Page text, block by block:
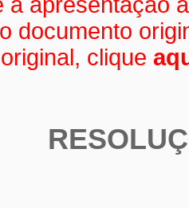
documento
clique